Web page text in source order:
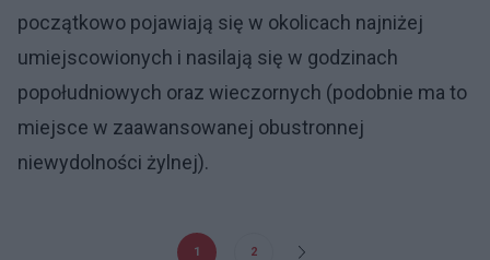
początkowo pojawiają się w okolicach najniżej
umiejscowionych i nasilają się w godzinach
popołudniowych oraz wieczornych (podobnie ma to
miejsce w zaawansowanej obustronnej
niewydolności żylnej).
1 2